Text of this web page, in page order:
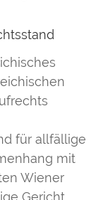
für allfällige
mit
Wiener
Gericht.